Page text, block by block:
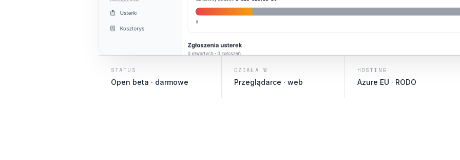
STATUS
Open beta · darmowe
DZIAŁA W
Przeglądarce · web
HOSTING
Azure EU · RODO